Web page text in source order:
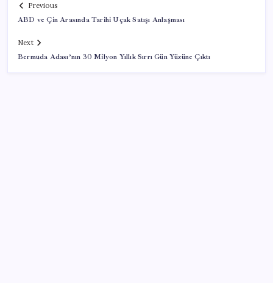
Previous
ABD ve Çin Arasında Tarihi Uçak Satışı Anlaşması
Next
Bermuda Adası’nın 30 Milyon Yıllık Sırrı Gün Yüzüne Çıktı